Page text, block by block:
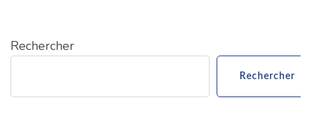
Rechercher
Rechercher